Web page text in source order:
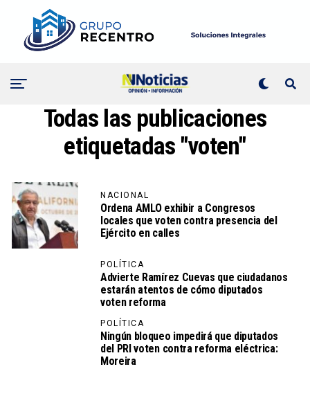
Todas las publicaciones
etiquetadas "voten"
NACIONAL
Ordena AMLO exhibir a Congresos
locales que voten contra presencia del
Ejército en calles
POLÍTICA
Advierte Ramírez Cuevas que ciudadanos
estarán atentos de cómo diputados
voten reforma
POLÍTICA
Ningún bloqueo impedirá que diputados
del PRI voten contra reforma eléctrica:
Moreira